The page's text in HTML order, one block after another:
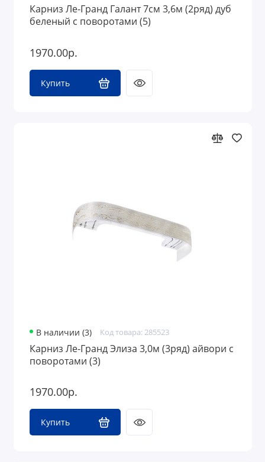
Карниз Ле-Гранд Галант 7см 3,6м (2ряд) дуб
беленый с поворотами (5)
1970.00р.
Купить
В наличии (3) Код товара: 285523
Карниз Ле-Гранд Элиза 3,0м (3ряд) айвори с
поворотами (3)
1970.00р.
Купить